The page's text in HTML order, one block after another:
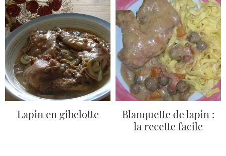
Lapin en gibelotte
Blanquette de lapin :
la recette facile